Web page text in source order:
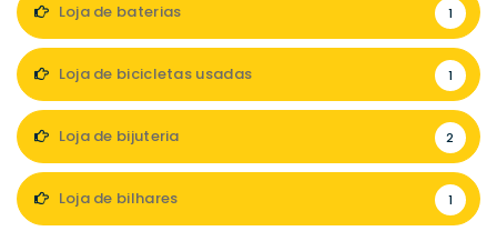
Loja de baterias 1
Loja de bicicletas usadas 1
Loja de bijuteria 2
Loja de bilhares 1